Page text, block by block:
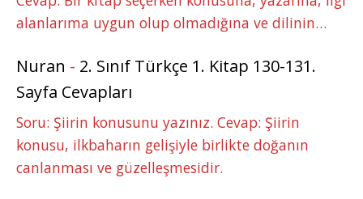
alanlarıma uygun olup olmadığına ve dilinin…
Nuran - 2. Sınıf Türkçe 1. Kitap 130-131.
Sayfa Cevapları
Soru: Şiirin konusunu yazınız. Cevap: Şiirin
konusu, ilkbaharın gelişiyle birlikte doğanın
canlanması ve güzelleşmesidir.